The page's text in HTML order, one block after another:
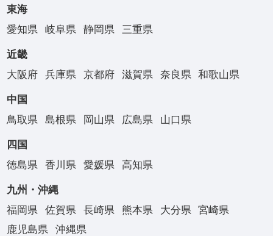
東海
愛知県
岐阜県 静岡県 三重県
近畿
大阪府
兵庫県 京都府 滋賀県 奈良県 和歌山県
中国
鳥取県
島根県 岡山県 広島県 山口県
四国
徳島県
香川県 愛媛県 高知県
九州・沖縄
福岡県
佐賀県 長崎県 熊本県 大分県
宮崎県
鹿児島県
沖縄県